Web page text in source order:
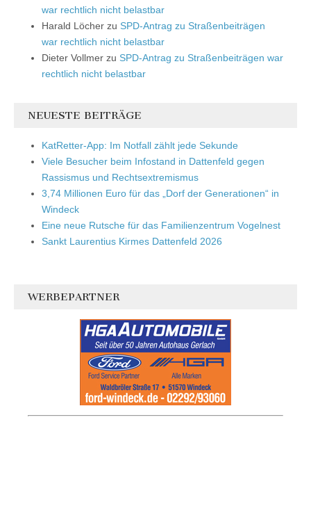
war rechtlich nicht belastbar
Harald Löcher zu SPD-Antrag zu Straßenbeiträgen
war rechtlich nicht belastbar
Dieter Vollmer zu SPD-Antrag zu Straßenbeiträgen war
rechtlich nicht belastbar
NEUESTE BEITRÄGE
KatRetter-App: Im Notfall zählt jede Sekunde
Viele Besucher beim Infostand in Dattenfeld gegen
Rassismus und Rechtsextremismus
3,74 Millionen Euro für das „Dorf der Generationen“ in
Windeck
Eine neue Rutsche für das Familienzentrum Vogelnest
Sankt Laurentius Kirmes Dattenfeld 2026
WERBEPARTNER